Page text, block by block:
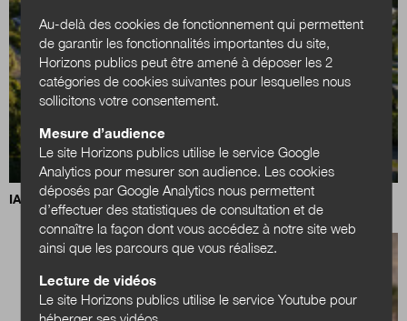
IA, data centers et territoires : quels choix pour demain ?
Au-delà des cookies de fonctionnement qui permettent
de garantir les fonctionnalités importantes du site,
Horizons publics peut être amené à déposer les 2
catégories de cookies suivantes pour lesquelles nous
sollicitons votre consentement.
Mesure d’audience
Le site Horizons publics utilise le service Google
Analytics pour mesurer son audience. Les cookies
déposés par Google Analytics nous permettent
d’effectuer des statistiques de consultation et de
connaître la façon dont vous accédez à notre site web
ainsi que les parcours que vous réalisez.
Lecture de vidéos
Le site Horizons publics utilise le service Youtube pour